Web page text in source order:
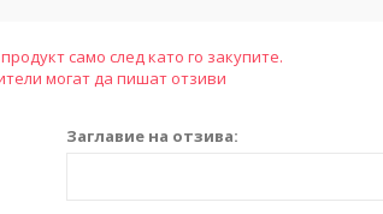
само след като го закупите.
могат да пишат отзиви
Заглавие на отзива: